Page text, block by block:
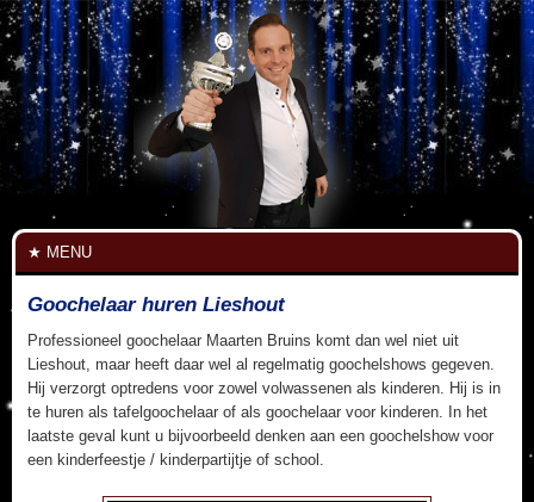
MENU
Goochelaar huren Lieshout
Professioneel goochelaar Maarten Bruins komt dan wel niet uit
Lieshout, maar heeft daar wel al regelmatig goochelshows gegeven.
Hij verzorgt optredens voor zowel volwassenen als kinderen. Hij is in
te huren als tafelgoochelaar of als goochelaar voor kinderen. In het
laatste geval kunt u bijvoorbeeld denken aan een goochelshow voor
een kinderfeestje / kinderpartijtje of school.